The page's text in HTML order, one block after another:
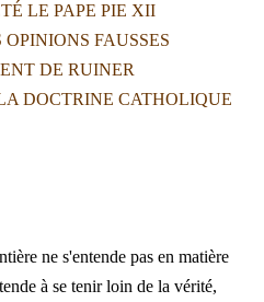
LE PAPE PIE XII
FAUSSES
DE RUINER
DOCTRINE CATHOLIQUE
ne s'entende pas en matière
à se tenir loin de la vérité,